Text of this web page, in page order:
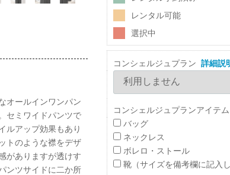
オールインワンパン
セミワイドパンツで
ルアップ効果もあり
トのような襟をデザ
がありますが透けす
ンツサイドに二か所
レンタル可能
選択中
コンシェルジュプラン 詳細説
コンシェルジュプランアイテム
バッグ
ネックレス
ボレロ・ストール
靴（サイズを備考欄に記入